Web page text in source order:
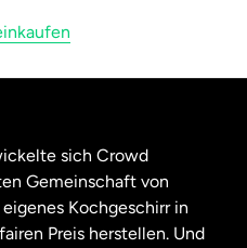
sich Crowd
Gemeinschaft von
Kochgeschirr in
Preis herstellen. Und